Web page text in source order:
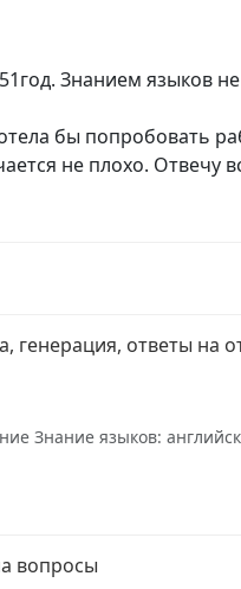
Знанием языков
бы попробовать
не плохо. Отвечу
генерация, ответы на
Знание языков:
вопросы